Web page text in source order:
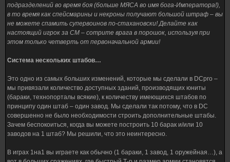
подразделений во время боя (больше МЯСА во имя бога-Императора!),
в то время как спейсмарины и некроны получают большой штраф – вы
не можете спамить супервоинов по-стахановски! Делайте как
настоящий игрок за СМ – сотрите врага в порошок, используя при
этом только четверть от первоначальной армии!
Система нескольких штабов…
Это одно из самых больших изменений, которые мы сделали в DCpro –
мы привязали количество доступных зданий, производящих юниты
(бараки, технопорталы всякие), к количеству имеющихся штабов по
принципу один штаб – один завод. Мы сделали так потому, что в DC
совершенно не было необходимости строить дополнительные штабы.
Зачем беспокоиться, когда вы можете построить 10 барак и/или 10
заводов на 1 штаб? Мы решили, что это неинтересно.
В играх 1на1 вы играете как обычно (1 бараки, 1 завод, 1 оружейная…), а